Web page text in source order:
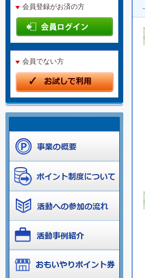
会員登録がお済の方
会員でない方